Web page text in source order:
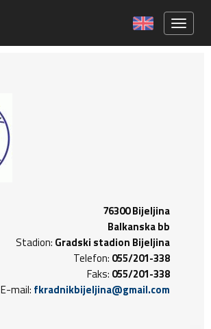
76300 Bijeljina
Balkanska bb
Stadion: Gradski stadion Bijeljina
Telefon: 055/201-338
Faks: 055/201-338
E-mail: fkradnikbijeljina@gmail.com